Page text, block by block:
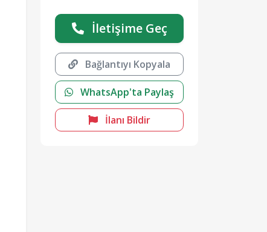
İletişime Geç
Bağlantıyı Kopyala
WhatsApp'ta Paylaş
İlanı Bildir